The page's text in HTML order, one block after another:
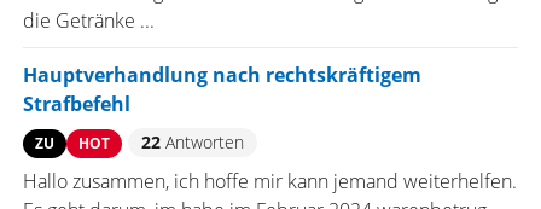
die Getränke ...
Hauptverhandlung nach rechtskräftigem
Strafbefehl
ZU HOT 22Antworten
Hallo zusammen, ich hoffe mir kann jemand weiterhelfen.